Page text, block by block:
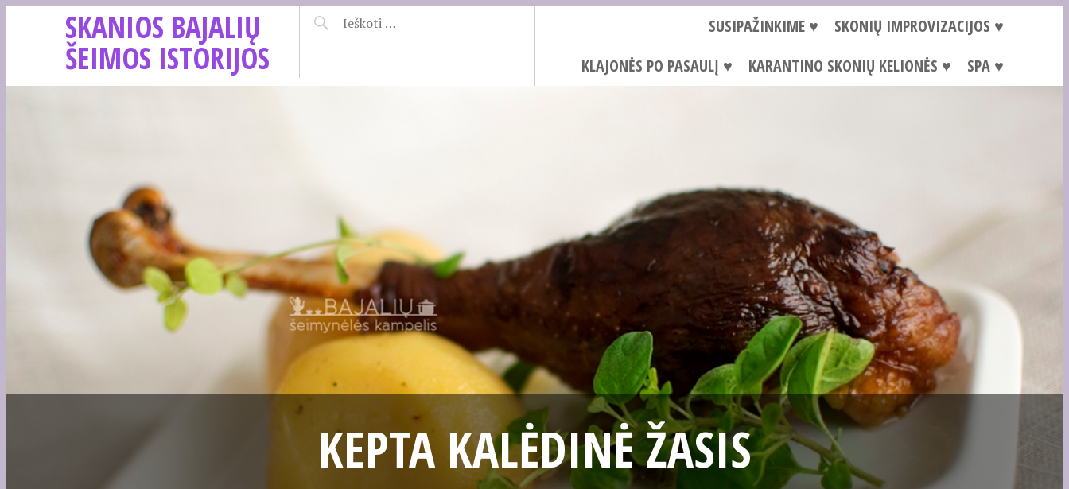
SKANIOS BAJALIŲ
ŠEIMOS ISTORIJOS
SUSIPAŽINKIME ♥
SKONIŲ IMPROVIZACIJOS ♥
KLAJONĖS PO PASAULĮ ♥
KARANTINO SKONIŲ KELIONĖS ♥ SPA ♥
KEPTA KALĖDINĖ ŽASIS